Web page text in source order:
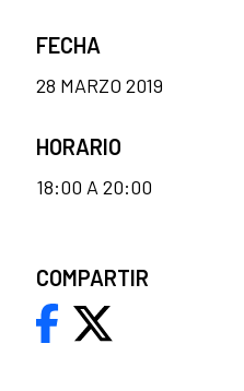
FECHA
28 MARZO 2019
HORARIO
18:00 A 20:00
COMPARTIR